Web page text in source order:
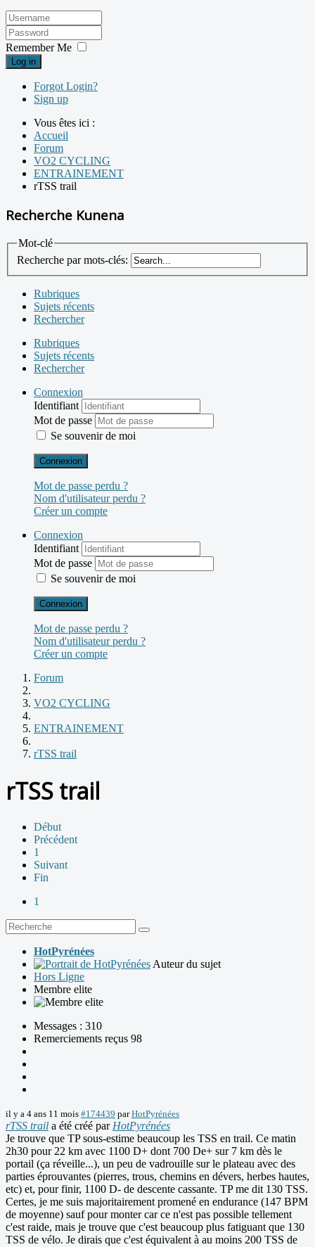
Remember Me
Log in
Forgot Login?
Sign up
Vous êtes ici :
Accueil
Forum
VO2 CYCLING
ENTRAINEMENT
rTSS trail
Recherche Kunena
Mot-clé
Recherche par mots-clés:
Rubriques
Sujets récents
Rechercher
Rubriques
Sujets récents
Rechercher
Connexion
Identifiant
Mot de passe
Se souvenir de moi
Connexion
Mot de passe perdu ?
Nom d'utilisateur perdu ?
Créer un compte
Connexion
Identifiant
Mot de passe
Se souvenir de moi
Connexion
Mot de passe perdu ?
Nom d'utilisateur perdu ?
Créer un compte
Forum
VO2 CYCLING
ENTRAINEMENT
rTSS trail
rTSS trail
Début
Précédent
1
Suivant
Fin
1
HotPyrénées
Auteur du sujet
Hors Ligne
Membre elite
Messages : 310
Remerciements reçus 98
il y a 4 ans 11 mois #174439 parHotPyrénées
rTSS trail a été créé par HotPyrénées
Je trouve que TP sous-estime beaucoup les TSS en trail. Ce matin
2h30 pour 22 km avec 1100 D+ dont 700 De+ sur 7 km dès le
portail (ça réveille...), un peu de vadrouille sur le plateau avec des
parties éprouvantes (pierres, trous, chemins en dévers, herbes hautes,
etc) et, pour finir, 1100 D- de descente cassante. TP me dit 130 TSS.
Certes, je me suis majoritairement promené en endurance (147 BPM
de moyenne) sauf pour monter car ce n'est pas possible tellement
c'est raide, mais je trouve que c'est beaucoup plus fatiguant que 130
TSS de vélo. Je dirais que c'est équivalent à au moins 200 TSS de